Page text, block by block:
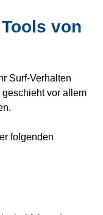
von
Surf-Verhalten
vor allem
folgenden